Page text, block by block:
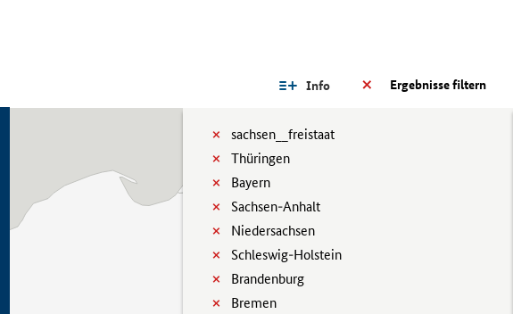
Ergebnisse filtern
Info
sachsen__freistaat
Thüringen
Bayern
Sachsen-Anhalt
Niedersachsen
Schleswig-Holstein
Brandenburg
Bremen